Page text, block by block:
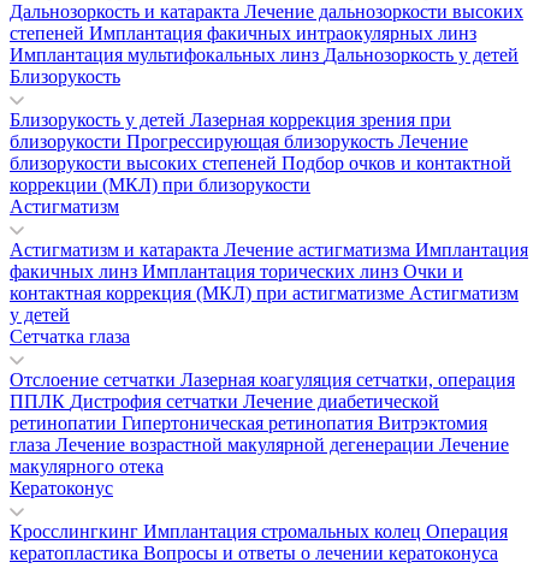
Дальнозоркость и катаракта Лечение дальнозоркости высоких
степеней Имплантация факичных интраокулярных линз
Имплантация мультифокальных линз Дальнозоркость у детей
Близорукость
Близорукость у детей Лазерная коррекция зрения при
близорукости Прогрессирующая близорукость Лечение
близорукости высоких степеней Подбор очков и контактной
коррекции (МКЛ) при близорукости
Астигматизм
Астигматизм и катаракта Лечение астигматизма Имплантация
факичных линз Имплантация торических линз Очки и
контактная коррекция (МКЛ) при астигматизме Астигматизм
у детей
Сетчатка глаза
Отслоение сетчатки Лазерная коагуляция сетчатки, операция
ППЛК Дистрофия сетчатки Лечение диабетической
ретинопатии Гипертоническая ретинопатия Витрэктомия
глаза Лечение возрастной макулярной дегенерации Лечение
макулярного отека
Кератоконус
Кросслингкинг Имплантация стромальных колец Операция
кератопластика Вопросы и ответы о лечении кератоконуса